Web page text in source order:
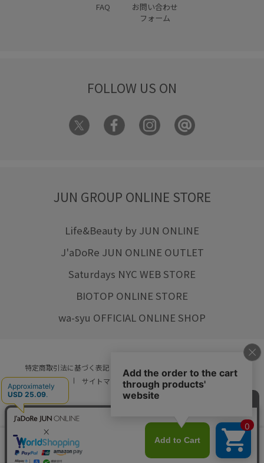
FAQ
お問い合わせ
フォーム
FOLLOW US ON
JUN GROUP ONLINE STORE
Life&Beauty by JUN ONLINE
J'aDoRe JUN ONLINE OUTLET
Saturdays NYC WEB STORE
BIOTOP ONLINE STORE
wa-syu OFFICIAL ONLINE SHOP
特定商取引法に基づく表記 プライバシーポリシー
ご利用規約
サイトマップ リクルート ご利用ガイド
© JUN CO.,LTD. ALL RIGHTS RESERVED.
店舗在庫
をみる
カートに入れる